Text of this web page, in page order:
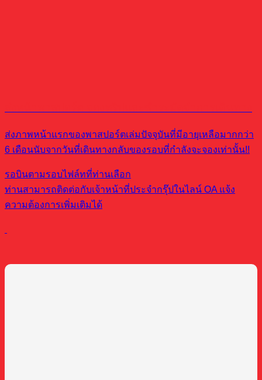
ส่งภาพหน้าแรกของพาสปอร์ตเล่มปัจจุบันที่มีอายุเหลือมากกว่า
6 เดือนนับจากวันที่เดินทางกลับของรอบที่กำลังจะจองเท่านั้น!!
รอบินตามรอบไฟล์ทที่ท่านเลือก
ท่านสามารถติดต่อกับเจ้าหน้าที่ประจำกรุ๊ปในไลน์ OA แจ้ง
ความต้องการเพิ่มเติมได้